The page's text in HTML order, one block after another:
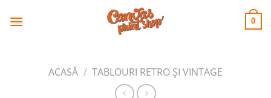
CANVAS
PRINT SHOP 0
ACASĂ / TABLOURI RETRO ȘI VINTAGE